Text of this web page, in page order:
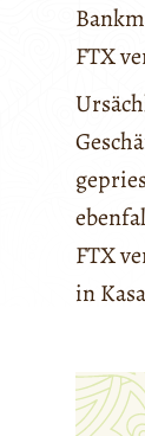
FTX
FTX
in